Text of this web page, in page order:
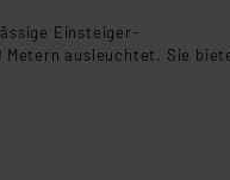
Einsteiger-
Metern ausleuchtet. Sie